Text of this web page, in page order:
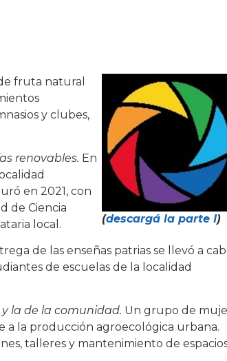
(descargá la parte I)
fruta natural
y clubes,
renovables. En
en 2021, con
de Ciencia
local.
de las enseñas patrias se llevó a
de escuelas de la localidad
la de la comunidad. Un grupo de
a la producción agroecológica urbana.
talleres y mantenimiento de